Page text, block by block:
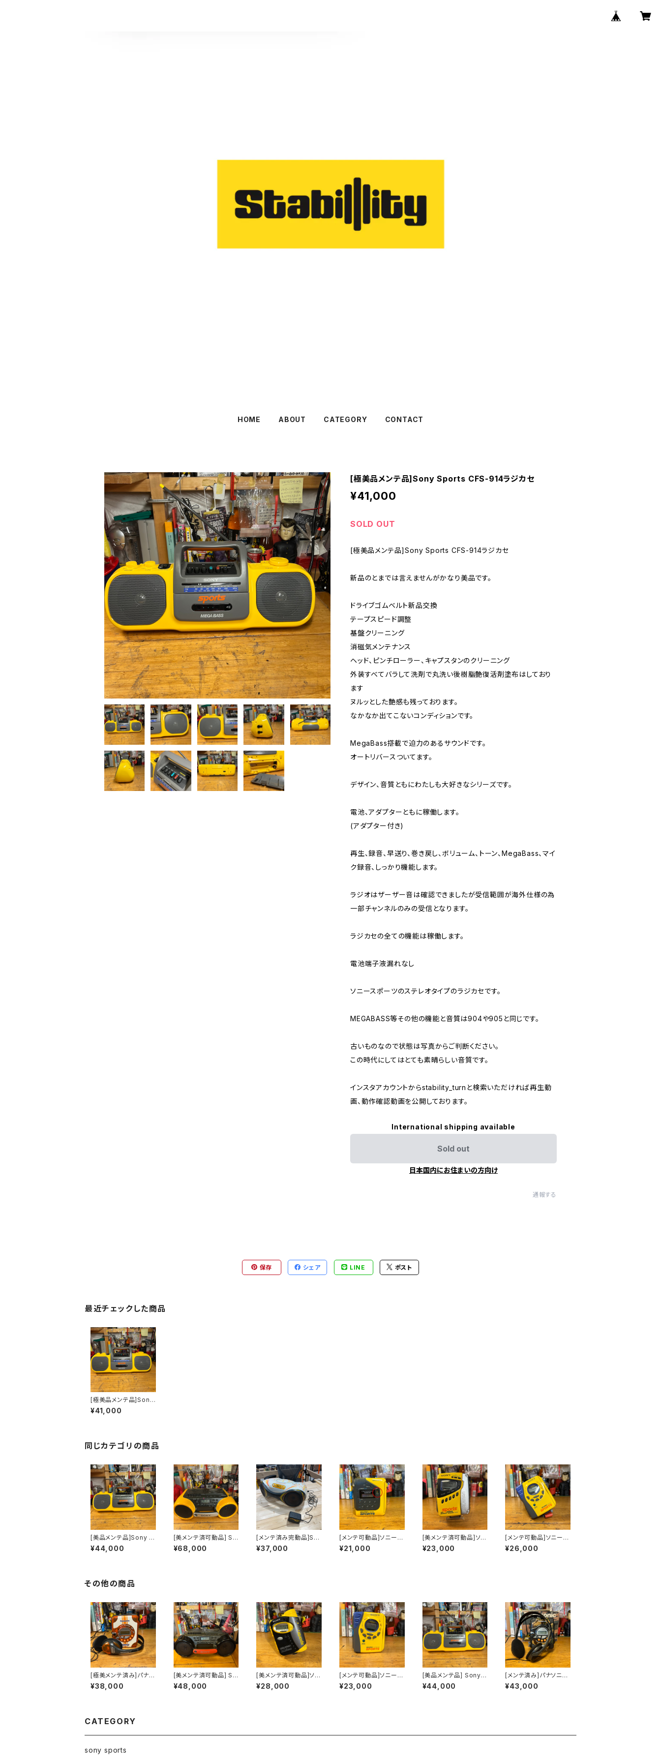
HOME ABOUT CATEGORY CONTACT
[極美品メンテ品]Sony Sports CFS-914ラジカセ
¥41,000
SOLD OUT
[極美品メンテ品]Sony Sports CFS-914ラジカセ
新品のとまでは言えませんがかなり美品です。
ドライブゴムベルト新品交換
テープスピード調整
基盤クリーニング
消磁気メンテナンス
ヘッド、ピンチローラー、キャプスタンのクリーニング
外装すべてバラして洗剤で丸洗い後樹脂艶復活剤塗布はしており
ます
ヌルッとした艶感も残っております。
なかなか出てこないコンディションです。
MegaBass搭載で迫力のあるサウンドです。
オートリバースついてます。
デザイン、音質ともにわたしも大好きなシリーズです。
電池、アダプターともに稼働します。
(アダプター付き)
再生、録音、早送り、巻き戻し、ボリューム、トーン、MegaBass、マイ
ク録音、しっかり機能します。
ラジオはザーザー音は確認できましたが受信範囲が海外仕様の為
一部チャンネルのみの受信となります。
ラジカセの全ての機能は稼働します。
電池端子液漏れなし
ソニースポーツのステレオタイプのラジカセです。
MEGABASS等その他の機能と音質は904や905と同じです。
古いものなので状態は写真からご判断ください。
この時代にしてはとても素晴らしい音質です。
インスタアカウントからstability_turnと検索いただければ再生動
画、動作確認動画を公開しております。
International shipping available
Sold out
日本国内にお住まいの方向け
通報する
保存 シェア LINE ポスト
最近チェックした商品
[極美品メンテ品]Sony
Sports CFS-914ラジ
カセ
¥41,000
同じカテゴリの商品
[美品メンテ品]Sony S
ports CFS-905 ラジ
カセ
¥44,000
[美メンテ済可動品] So
ny Sports CDラジカ
セ CFD-980
¥68,000
[メンテ済み完動品]So
ny S2 ZS-X1
¥37,000
[メンテ可動品]ソニース
ポーツカセットウォーク
マンsonysports WM
¥21,000
[美メンテ済可動品]ソニ
ースポーツ カセットウ
ォークマンsony sport
¥23,000
[メンテ可動品]ソニース
ポーツカセットウォーク
マンsonysports WM
¥26,000
その他の商品
[極美メンテ済み]パナソ
ニック ショックウェー
ブ カセットプレーヤ
¥38,000
[美メンテ済可動品] So
ny Sportsの日本バー
ジョンwidditシリーズ
¥48,000
[美メンテ済可動品]ソニ
ースポーツカセットウォ
ークマンWM-FS593
¥28,000
[メンテ可動品]ソニース
ポーツカセットウォーク
マンsonysports WM
¥23,000
[美品メンテ品] Sony S
ports CFS-905 ス
テレオラジカセ
¥44,000
[メンテ済み]パナソニッ
ク ショックウェーブ
カセットプレーヤー 純
¥43,000
CATEGORY
sony sports